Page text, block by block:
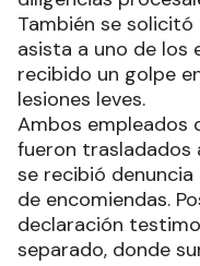
También se
asista a uno de los
recibido un golpe
lesiones leves.
Ambos empleados
fueron trasladados
se recibió
de encomiendas.
declaración
separado, donde